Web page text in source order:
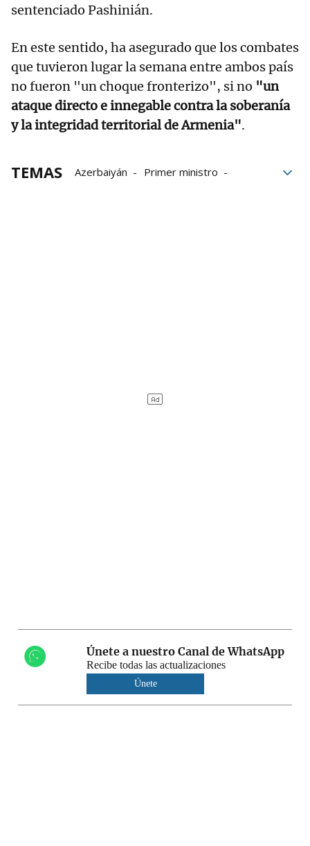
sentenciado Pashinián.
En este sentido, ha asegurado que los combates
que tuvieron lugar la semana entre ambos país
no fueron "un choque fronterizo", si no "un
ataque directo e innegable contra la soberanía
y la integridad territorial de Armenia".
TEMAS Azerbaiyán
Primer ministro
Únete a nuestro Canal de WhatsApp
Recibe todas las actualizaciones
Únete